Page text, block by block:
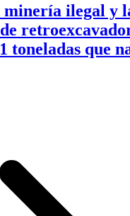
minería ilegal y
toneladas que